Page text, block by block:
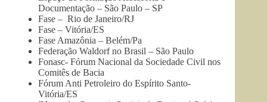
Documentação – São Paulo – SP
Fase – Rio de Janeiro/RJ
Fase – Vitória/ES
Fase Amazônia – Belém/Pa
Federação Waldorf no Brasil – São Paulo
Fonasc- Fórum Nacional da Sociedade Civil nos
Comitês de Bacia
Fórum Anti Petroleiro do Espírito Santo-
Vitória/ES